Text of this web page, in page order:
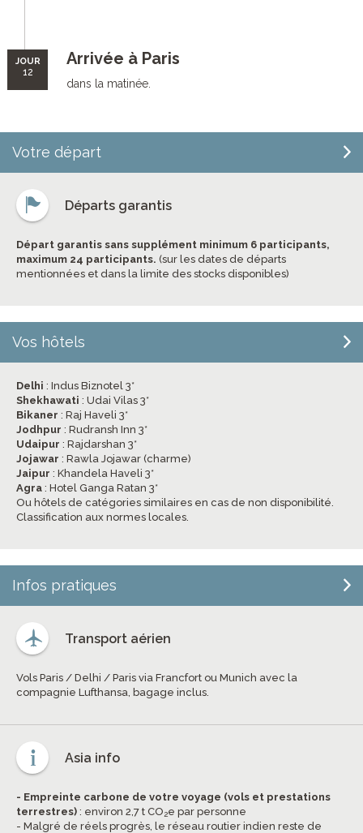
JOUR
12
Arrivée à Paris
dans la matinée.
Votre départ
Départs garantis
Départ garantis sans supplément minimum 6 participants,
maximum 24 participants. (sur les dates de départs
mentionnées et dans la limite des stocks disponibles)
Vos hôtels
Delhi : Indus Biznotel 3*
Shekhawati : Udai Vilas 3*
Bikaner : Raj Haveli 3*
Jodhpur : Rudransh Inn 3*
Udaipur : Rajdarshan 3*
Jojawar : Rawla Jojawar (charme)
Jaipur : Khandela Haveli 3*
Agra : Hotel Ganga Ratan 3*
Ou hôtels de catégories similaires en cas de non disponibilité.
Classification aux normes locales.
Infos pratiques
Transport aérien
Vols Paris / Delhi / Paris via Francfort ou Munich avec la
compagnie Lufthansa, bagage inclus.
Asia info
- Empreinte carbone de votre voyage (vols et prestations
terrestres) : environ 2,7 t CO2e par personne
- Malgré de réels progrès, le réseau routier indien reste de